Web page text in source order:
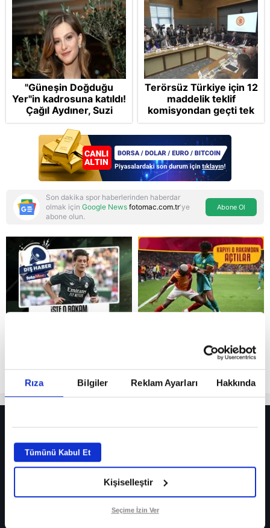
Rıza Bilgiler Reklam Ayarları Hakkında
Tümünü Kabul Et
Kişiselleştir
Seçime İzin Ver
Reddet
"Güneşin Doğduğu
Yer"in kadrosuna katıldı!
Çağıl Aydıner, Suzi
karakteriyle geliyor
Terörsüz Türkiye için 12
maddelik teklif
komisyondan geçti tek
madde değişti!
Soruşturma ve cezalar
hangi şartlarda
ertelenecek?
Son dakika spor haberlerinden haberdar
olmak için Google News fotomac.com.tr'ye
abone olun.
Abone Ol
Fenerbahçe’de sürpriz ayrılık ihtimali! Devre arasında gelmişti
Fenerbahçe’nin yeni transferi Mason Greenwood için olay sözler!
Galatasaray’da rota yeniden Thiago Almada!